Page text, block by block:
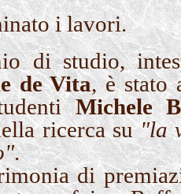
i lavori.
di studio,
de Vita, è stato
Michele
ricerca su"la
.
di